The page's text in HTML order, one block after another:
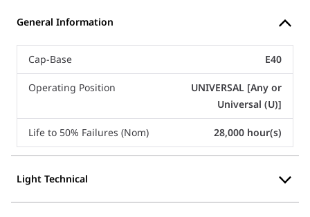
General Information
Cap-Base E40
Operating Position
UNIVERSAL [Any or
Universal (U)]
Life to 50% Failures (Nom) 28,000 hour(s)
Light Technical